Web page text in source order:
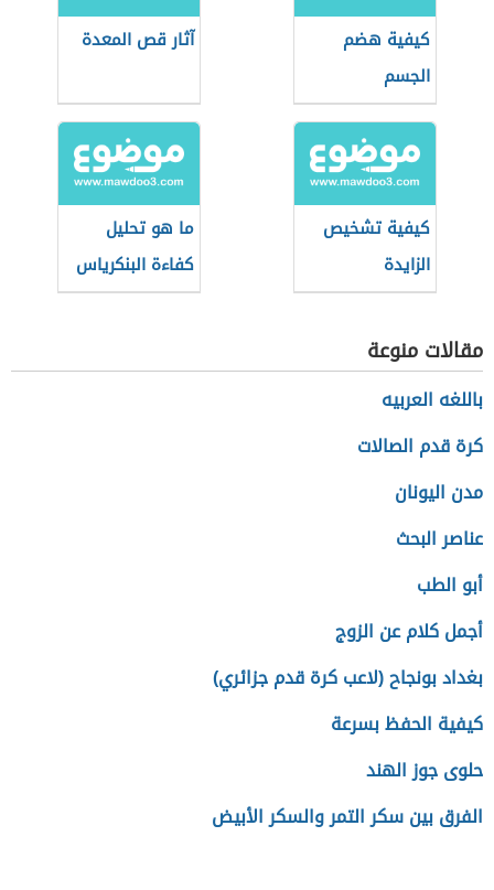
كيفية هضم
الجسم
للكربوهيدرات
آثار قص المعدة
كيفية تشخيص
الزايدة
ما هو تحليل
كفاءة البنكرياس
مقالات منوعة
باللغه العربيه
كرة قدم الصالات
مدن اليونان
عناصر البحث
أبو الطب
أجمل كلام عن الزوج
بغداد بونجاح (لاعب كرة قدم جزائري)
كيفية الحفظ بسرعة
حلوى جوز الهند
الفرق بين سكر التمر والسكر الأبيض